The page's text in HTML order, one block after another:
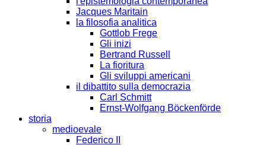
Jacques Maritain
la filosofia analitica
Gottlob Frege
Gli inizi
Bertrand Russell
La fioritura
Gli sviluppi americani
il dibattito sulla democrazia
Carl Schmitt
Ernst-Wolfgang Böckenförde
storia
medioevale
Federico II